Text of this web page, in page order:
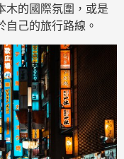
木的國際氛圍，或是
己的旅行路線。